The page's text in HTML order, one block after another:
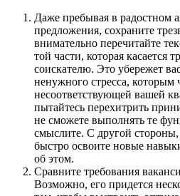
Даже пребывая в радостном
предложения, сохраните
внимательно перечитайте
той части, которая касается
соискателю. Это убережет
ненужного стресса, которым
несоответствующей вашей
пытайтесь перехитрить
не сможете выполнять те
смыслите. С другой
быстро освоите новые
об этом.
Сравните требования
Возможно, его придется